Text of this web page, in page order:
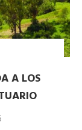
A LOS